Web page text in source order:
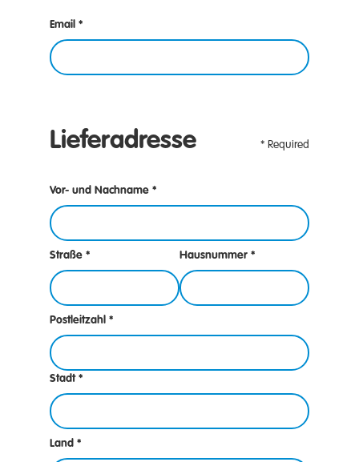
Email *
Lieferadresse * Required
Vor- und Nachname *
Straße * Hausnummer *
Postleitzahl *
Stadt *
Land *